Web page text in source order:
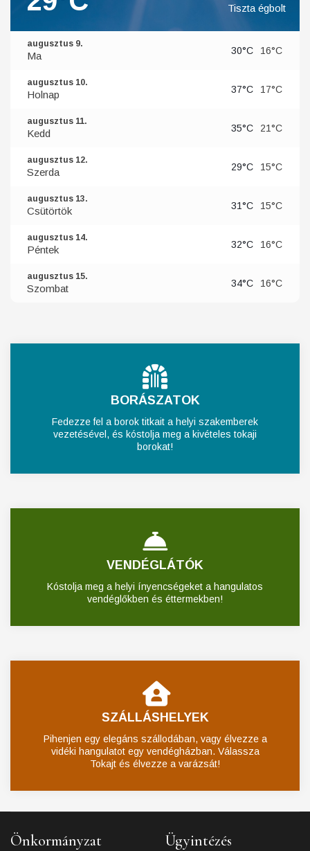
Tiszta égbolt
augusztus 9.
Ma 30°C 16°C
augusztus 10.
Holnap 37°C 17°C
augusztus 11.
Kedd 35°C 21°C
augusztus 12.
Szerda 29°C 15°C
augusztus 13.
Csütörtök 31°C 15°C
augusztus 14.
Péntek 32°C 16°C
augusztus 15.
Szombat 34°C 16°C
BORÁSZATOK
Fedezze fel a borok titkait a helyi szakemberek
vezetésével, és kóstolja meg a kivételes tokaji
borokat!
VENDÉGLÁTÓK
Kóstolja meg a helyi ínyencségeket a hangulatos
vendéglőkben és éttermekben!
SZÁLLÁSHELYEK
Pihenjen egy elegáns szállodában, vagy élvezze a
vidéki hangulatot egy vendégházban. Válassza
Tokajt és élvezze a varázsát!
Önkormányzat Ügyintézés